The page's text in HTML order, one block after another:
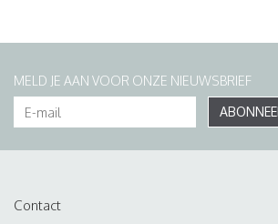
MELD JE AAN VOOR ONZE NIEUWSBRIEF
Contact